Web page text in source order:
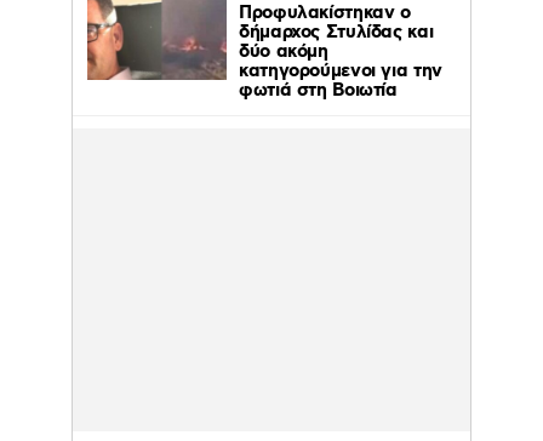
Προφυλακίστηκαν ο
δήμαρχος Στυλίδας και
δύο ακόμη
κατηγορούμενοι για την
φωτιά στη Βοιωτία